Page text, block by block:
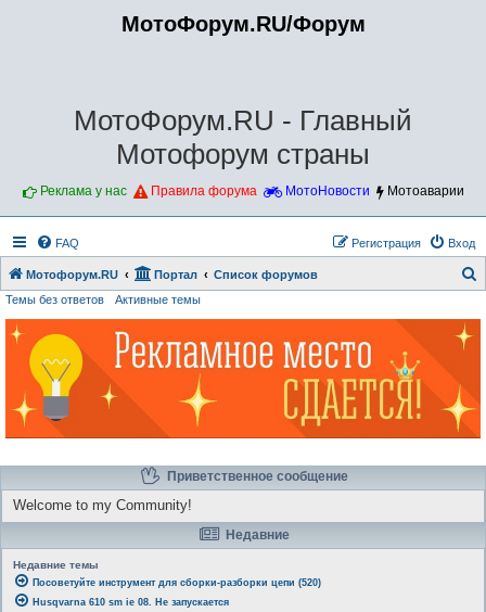
МотоФорум.RU/Форум
МотоФорум.RU - Главный
Мотофорум страны
Реклама у нас Правила форума МотоНовости Мотоаварии
FAQ Вход
Регистрация
Мотофорум.RU Портал Список форумов
Темы без ответов Активные темы
Приветственное сообщение
Welcome to my Community!
Недавние
Недавние темы
Посоветуйте инструмент для сборки-разборки цепи (520)
Husqvarna 610 sm ie 08. Не запускается